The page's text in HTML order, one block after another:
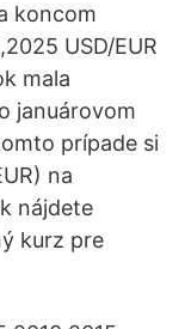
koncom
USD/EUR
mala
januárovom
prípade si
na
nájdete
kurz pre